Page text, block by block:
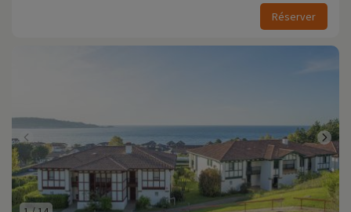
Réserver